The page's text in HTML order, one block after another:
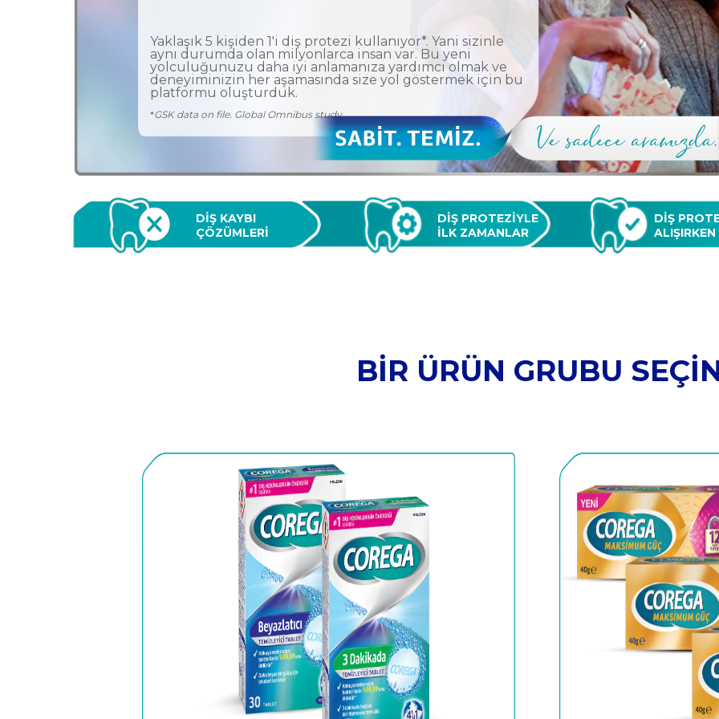
Yaklaşık 5 kişiden 1'i diş protezi kullanıyor*. Yani sizinle
aynı durumda olan milyonlarca insan var. Bu yeni
yolculuğunuzu daha iyi anlamanıza yardımcı olmak ve
deneyiminizin her aşamasında size yol göstermek için bu
platformu oluşturduk.
*GSK data on file. Global Omnibus study.
DİŞ KAYBI
ÇÖZÜMLERİ
DİŞ PROTEZİYLE
İLK ZAMANLAR
DİŞ
ALIŞIRKEN
BİR ÜRÜN GRUBU